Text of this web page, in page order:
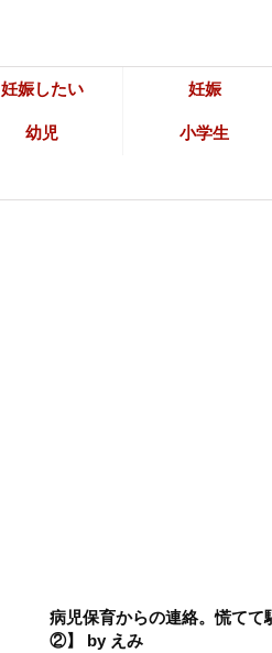
妊娠したい 妊娠
幼児 小学生
病児保育からの連絡。慌て
②】 by えみ